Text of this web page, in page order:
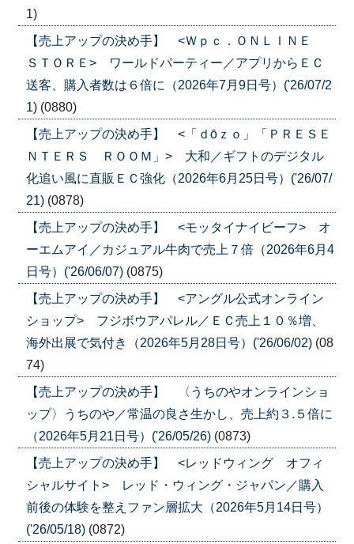
1)
【売上アップの決め手】 <Ｗｐｃ．ＯＮＬＩＮＥ
ＳＴＯＲＥ> ワールドパーティー／アプリからＥＣ
送客、購入者数は６倍に（2026年7月9日号）('26/07/2
1) (0880)
【売上アップの決め手】 <「ｄōｚｏ」「ＰＲＥＳＥ
ＮＴＥＲＳ ＲＯＯＭ」> 大和／ギフトのデジタル
化追い風に直販ＥＣ強化（2026年6月25日号）('26/07/
21) (0878)
【売上アップの決め手】 <モッタイナイビーフ> オ
ーエムアイ／カジュアル牛肉で売上７倍（2026年6月4
日号）('26/06/07) (0875)
【売上アップの決め手】 <アングル公式オンライン
ショップ> フジボウアパレル／ＥＣ売上１０％増、
海外出展で気付き（2026年5月28日号）('26/06/02) (08
74)
【売上アップの決め手】 〈うちのやオンラインショ
ップ〉うちのや／常温の良さ生かし、売上約３.５倍に
（2026年5月21日号）('26/05/26) (0873)
【売上アップの決め手】 <レッドウィング オフィ
シャルサイト> レッド・ウィング・ジャパン／購入
前後の体験を整えファン層拡大（2026年5月14日号）
('26/05/18) (0872)